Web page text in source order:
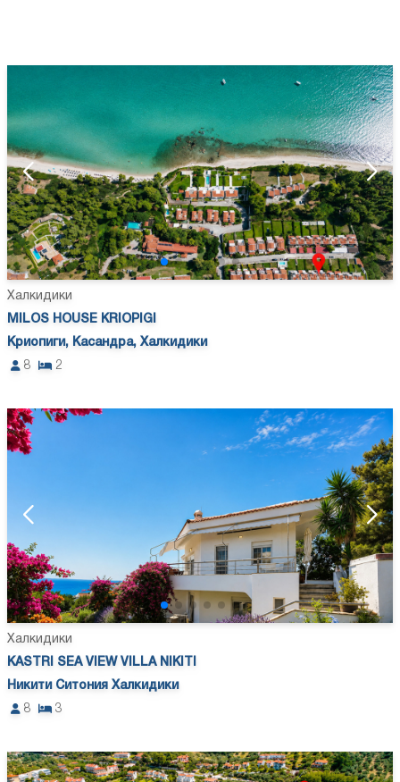
Халкидики
MILOS HOUSE KRIOPIGI
Криопиги, Касандра, Халкидики
8
2
Халкидики
KASTRI SEA VIEW VILLA NIKITI
Никити Ситония Халкидики
8
3